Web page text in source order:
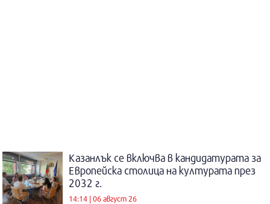
Казанлък се включва в кандидатурата за
Европейска столица на културата през
2032 г.
14:14 | 06 август 26